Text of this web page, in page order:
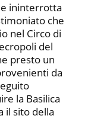
ininterrotta
che
nel Circo di
del
presto un
da
la Basilica
il sito della